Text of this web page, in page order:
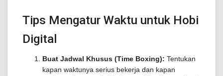
Tips Mengatur Waktu untuk Hobi
Digital
Buat Jadwal Khusus (Time Boxing): Tentukan
kapan waktunya serius bekerja dan kapan